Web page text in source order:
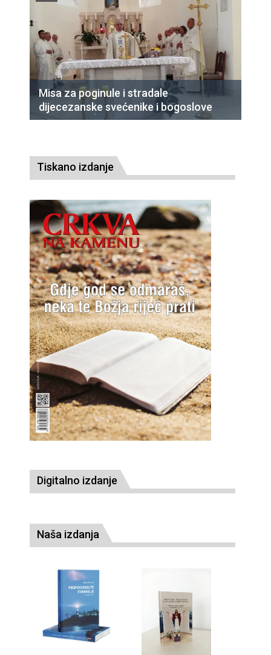
Misa za poginule i stradale
dijecezanske svećenike i bogoslove
Tiskano izdanje
Digitalno izdanje
Naša izdanja